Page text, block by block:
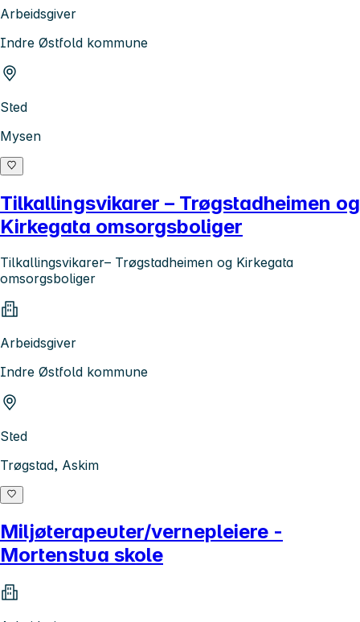
Arbeidsgiver
Indre Østfold kommune
Sted
Mysen
Tilkallingsvikarer – Trøgstadheimen og
Kirkegata omsorgsboliger
Tilkallingsvikarer– Trøgstadheimen og Kirkegata
omsorgsboliger
Arbeidsgiver
Indre Østfold kommune
Sted
Trøgstad, Askim
Miljøterapeuter/vernepleiere -
Mortenstua skole